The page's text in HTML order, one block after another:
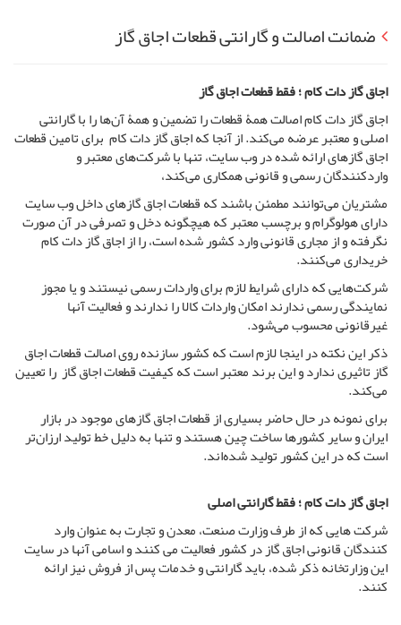
ضمانت اصالت و گارانتی قطعات اجاق گاز
اجاق گاز دات کام ؛ فقط قطعات اجاق گاز
اجاق گاز دات کام اصالت همۀ قطعات را تضمین و همۀ آن‌ها را با گارانتی
اصلی و معتبر عرضه می‌کند. از آنجا که اجاق گاز دات کام برای تامین قطعات
اجاق گازهای ارائه شده در وب سایت، تنها با شرکت‌های معتبر و
واردکنندگان رسمی و قانونی همکاری می‌کند،
مشتریان می‌توانند مطمئن باشند که قطعات اجاق گازهای داخل وب سایت
دارای هولوگرام و برچسب معتبر که هیچگونه دخل و تصرفی در آن صورت
نگرفته و از مجاری قانونی وارد کشور شده است، را از اجاق گاز دات کام
خریداری می‌کنند.
شرکت‌هایی که دارای شرایط لازم برای واردات رسمی نیستند و یا مجوز
نمایندگی رسمی ندارند امکان واردات کالا را ندارند و فعالیت آنها
غیرقانونی محسوب می‌شود.
ذکر این نکته در اینجا لازم است که کشور سازنده روی اصالت قطعات اجاق
گاز تاثیری ندارد و این برند معتبر است که کیفیت قطعات اجاق گاز را تعیین
می‏‌کند.
برای نمونه در حال حاضر بسیاری از قطعات اجاق گازهای موجود در بازار
ایران و سایر کشورها ساخت چین هستند و تنها به دلیل خط تولید ارزان‏‌تر
است که در این کشور تولید شده‌اند.
اجاق گاز دات کام ؛ فقط گارانتی اصلی
شرکت هایی که از طرف وزارت صنعت، معدن و تجارت به عنوان وارد
کنندگان قانونی اجاق گاز در کشور فعالیت می کنند و اسامی آنها در سایت
این وزارتخانه ذکر شده، باید گارانتی و خدمات پس از فروش نیز ارائه
کنند.